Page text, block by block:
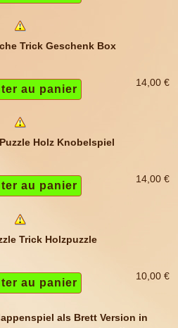
Trick Geschenk Box
14,00 €
Holz Knobelspiel
14,00 €
Trick Holzpuzzle
10,00 €